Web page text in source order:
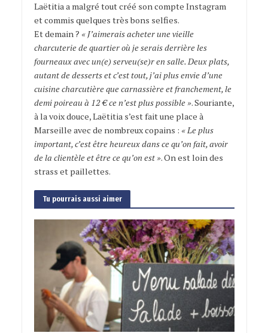
Laëtitia a malgré tout créé son compte Instagram
et commis quelques très bons selfies.
Et demain ? « J’aimerais acheter une vieille
charcuterie de quartier où je serais derrière les
fourneaux avec un(e) serveu(se)r en salle. Deux plats,
autant de desserts et c’est tout, j’ai plus envie d’une
cuisine charcutière que carnassière et franchement, le
demi poireau à 12 € ce n’est plus possible ». Souriante,
à la voix douce, Laëtitia s’est fait une place à
Marseille avec de nombreux copains : « Le plus
important, c’est être heureux dans ce qu’on fait, avoir
de la clientèle et être ce qu’on est ». On est loin des
strass et paillettes.
Tu pourrais aussi aimer